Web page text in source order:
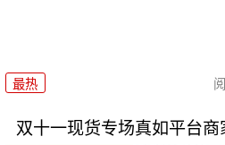
最热
双十一现货专场真如平台商